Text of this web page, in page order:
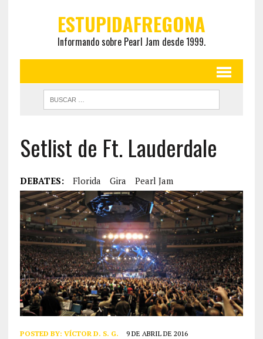
ESTUPIDAFREGONA
Informando sobre Pearl Jam desde 1999.
Setlist de Ft. Lauderdale
DEBATES: Florida Gira Pearl Jam
POSTED BY: VÍCTOR D. S. G. 9 DE ABRIL DE 2016